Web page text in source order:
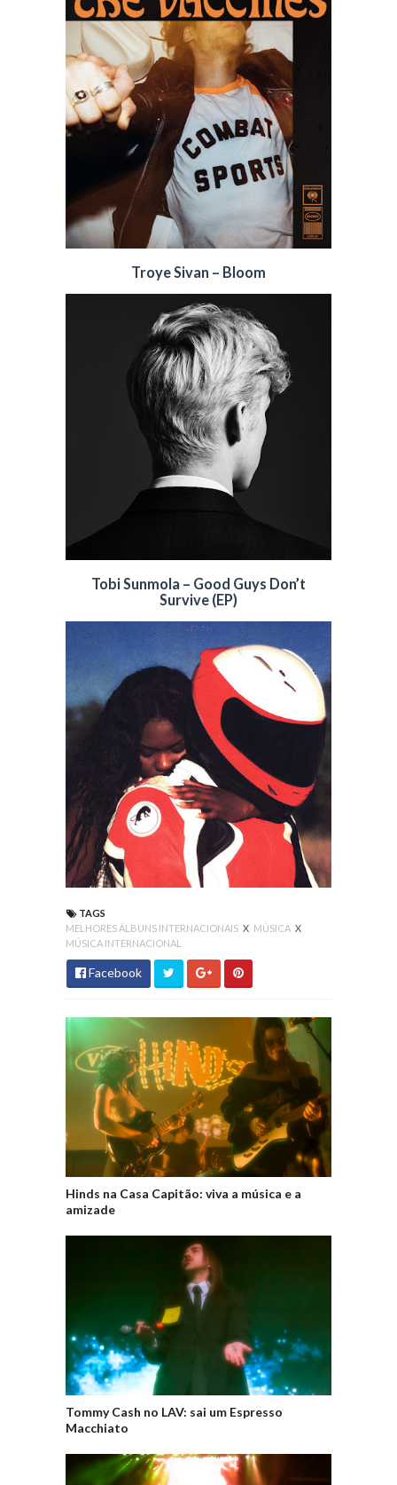
Troye Sivan – Bloom
Tobi Sunmola – Good Guys Don’t
Survive (EP)
TAGS
MELHORES ÁLBUNS INTERNACIONAIS X MÚSICA X
MÚSICA INTERNACIONAL
Facebook
Hinds na Casa Capitão: viva a música e a
amizade
Tommy Cash no LAV: sai um Espresso
Macchiato